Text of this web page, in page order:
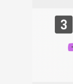
害関係もない無償の
はそういうのを大切
まとめると、私達は
(マダミスはあくま